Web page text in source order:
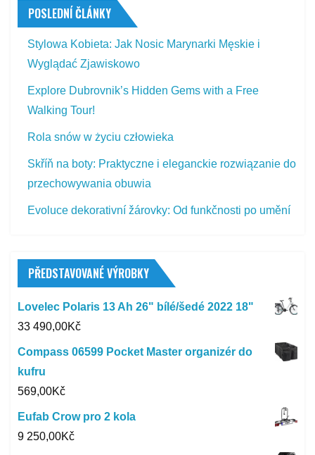
POSLEDNÍ ČLÁNKY
Stylowa Kobieta: Jak Nosic Marynarki Męskie i
Wyglądać Zjawiskowo
Explore Dubrovnik’s Hidden Gems with a Free
Walking Tour!
Rola snów w życiu człowieka
Skříň na boty: Praktyczne i eleganckie rozwiązanie do
przechowywania obuwia
Evoluce dekorativní žárovky: Od funkčnosti po umění
PŘEDSTAVOVANÉ VÝROBKY
Lovelec Polaris 13 Ah 26" bílé/šedé 2022 18"
33 490,00Kč
Compass 06599 Pocket Master organizér do
kufru
569,00Kč
Eufab Crow pro 2 kola
9 250,00Kč